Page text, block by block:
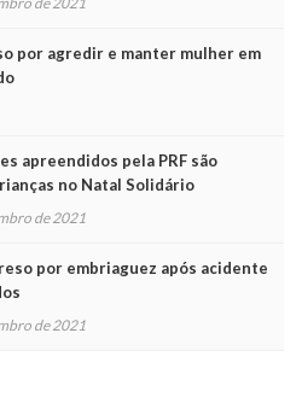
por agredir e manter mulher em
apreendidos pela PRF são
no Natal Solidário
de 2021
por embriaguez após acidente
de 2021